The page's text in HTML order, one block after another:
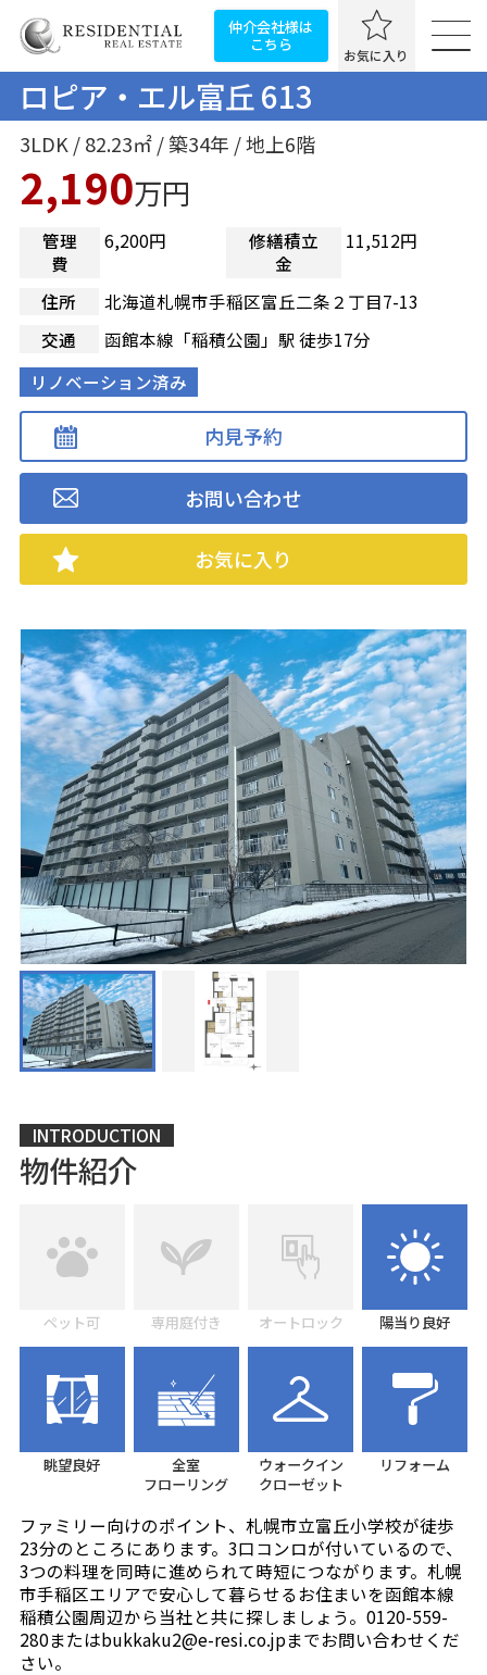
仲介会社様は
こちら
お気に入り
ロピア・エル富丘 613
3LDK / 82.23㎡ / 築34年 / 地上6階
2,190万円
管理
費
6,200円
修繕積立
金
11,512円
住所
北海道札幌市手稲区富丘二条２丁目7-13
交通
函館本線「稲積公園」駅 徒歩17分
リノベーション済み
内見予約
お問い合わせ
お気に入り
INTRODUCTION
物件紹介
ペット可 専用庭付き オートロック 陽当り良好
眺望良好
全室
フローリング
ウォークイン
クローゼット
リフォーム
ファミリー向けのポイント、札幌市立富丘小学校が徒歩
23分のところにあります。3口コンロが付いているので、
3つの料理を同時に進められて時短につながります。札幌
市手稲区エリアで安心して暮らせるお住まいを函館本線
稲積公園周辺から当社と共に探しましょう。0120-559-
280またはbukkaku2@e-resi.co.jpまでお問い合わせくだ
さい。